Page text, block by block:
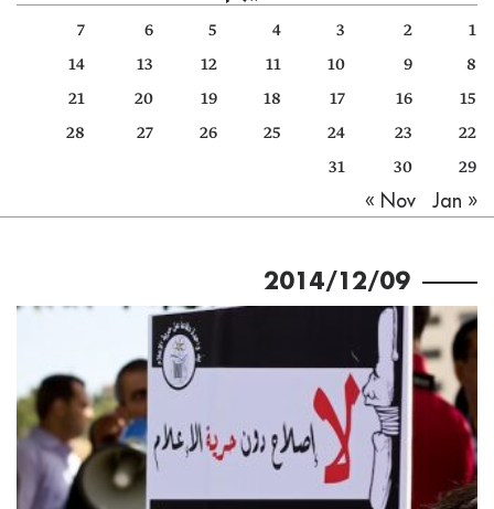
الأرشيف
1
2
3
4
5
6
7
8
9
10
11
12
13
14
15
16
17
18
19
20
21
22
23
24
25
26
27
28
29
30
31
« Nov
Jan »
2014/12/09